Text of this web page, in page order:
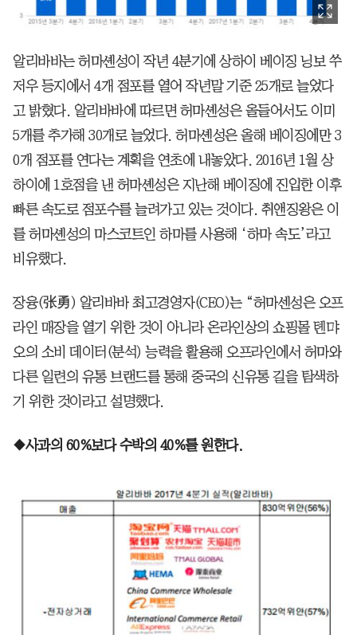
알리바바는 허마셴성이 작년 4분기에 상하이 베이징 닝보 쑤
저우 등지에서 4개 점포를 열어 작년말 기준 25개로 늘었다
고 밝혔다. 알리바바에 따르면 허마셴성은 올들어서도 이미
5개를 추가해 30개로 늘었다. 허마셴성은 올해 베이징에만 3
0개 점포를 연다는 계획을 연초에 내놓았다. 2016년 1월 상
하이에 1호점을 낸 허마셴성은 지난해 베이징에 진입한 이후
빠른 속도로 점포수를 늘려가고 있는 것이다. 취앤징왕은 이
를 허마셴성의 마스코트인 하마를 사용해 ‘하마 속도’라고
비유했다.
장융(张勇) 알리바바 최고경영자(CEO)는 “허마센성은 오프
라인 매장을 열기 위한 것이 아니라 온라인상의 쇼핑몰 톈먀
오의 소비 데이터(분석) 능력을 활용해 오프라인에서 허마와
다른 일련의 유통 브랜드를 통해 중국의 신유통 길을 탐색하
기 위한 것이라고 설명했다.
◆사과의 60%보다 수박의 40%를 원한다.